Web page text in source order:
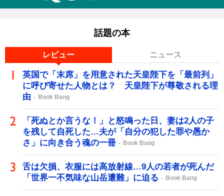
話題の本
レビュー ニュース
英国で「末席」を用意された天皇陛下を「最前列」
に呼び寄せた人物とは？ 天皇陛下が尊敬される理
由
Book Bang
「死ぬとか言うな！」と怒鳴った日、妻は2人の子
を残して自死した…夫が「自分の犯した罪や愚か
さ」に向き合う魂の一冊
Book Bang
舌は欠損、衣服には高放射線…9人の若者が死んだ
「世界一不気味な山岳遭難」に迫る
Book Bang